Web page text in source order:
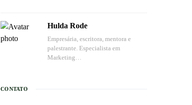
Hulda Rode
Empresária, escritora, mentora e
palestrante. Especialista em
Marketing…
CONTATO